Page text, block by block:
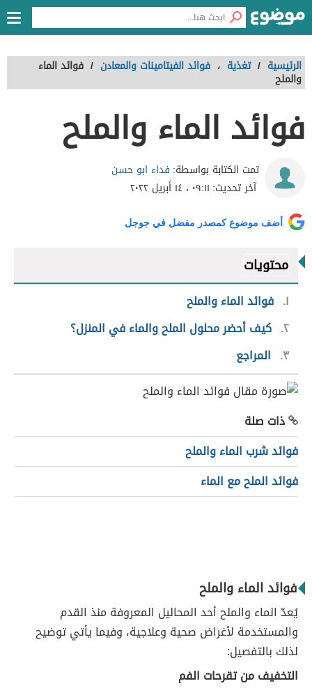
الرئيسية / تغذية ، فوائد الفيتامينات والمعادن / فوائد الماء
والملح
فوائد الماء والملح
تمت الكتابة بواسطة: فداء ابو حسن
آخر تحديث: ٠٩:١١ ، ١٤ أبريل ٢٠٢٢
أضف موضوع كمصدر مفضل في جوجل
محتويات
١ فوائد الماء والملح
٢ كيف أحضر محلول الملح والماء في المنزل؟
٣
المراجع
ذات صلة
فوائد شرب الماء والملح
فوائد الملح مع الماء
فوائد الماء والملح
يُعدّ الماء والملح أحد المحاليل المعروفة منذ القدم
والمستخدمة لأغراض صحية وعلاجية، وفيما يأتي توضيح
لذلك بالتفصيل:
التخفيف من تقرحات الفم